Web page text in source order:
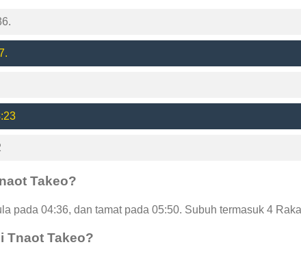
Takeo?
pada 04:36, dan tamat pada 05:50. Subuh termasuk 4
Tnaot Takeo?